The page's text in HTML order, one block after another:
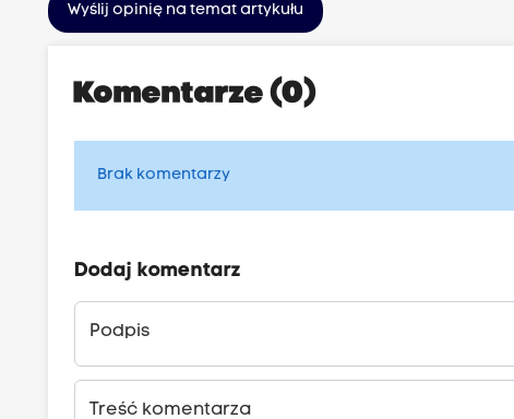
Wyślij opinię na temat artykułu
Komentarze (0)
Brak komentarzy
Dodaj komentarz
Podpis
Treść komentarza